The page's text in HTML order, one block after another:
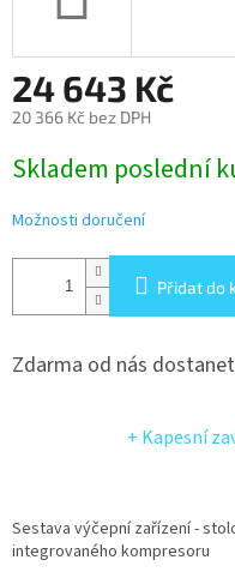
24 643 Kč
20 366 Kč bez DPH
cena:
Skladem poslední
Možnosti doručení
Přidat do
Zdarma od nás
+ Kapesní
Sestava výčepní zařízení -
integrovaného kompresoru